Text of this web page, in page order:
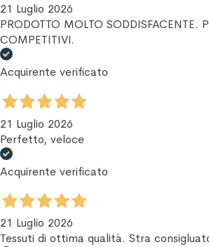
21 Luglio 2026
PRODOTTO MOLTO SODDISFACENTE.
COMPETITIVI.
Acquirente verificato
21 Luglio 2026
Perfetto, veloce
Acquirente verificato
21 Luglio 2026
Tessuti di ottima qualità. Stra